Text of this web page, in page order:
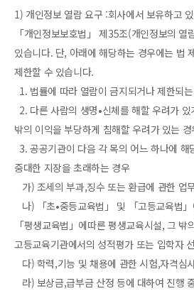
1) 개인정보 열람 요구 :회사에서 보유하고
「개인정보보호법」 제35조(개인정보의
있습니다. 단, 아래에 해당하는 경우에는 법
제한할 수 있습니다.
1. 법률에 따라 열람이 금지되거나 제한되
2. 다른 사람의 생명•신체를 해할 우려가
밖의 이익을 부당하게 침해할 우려가 있는 경
3. 공공기관이 다음 각 목의 어느 하나에 해
중대한 지장을 초래하는 경우
가) 조세의 부과,징수 또는 환급에 관한 업
나) 「초•중등교육법」 및 「고등교육법
「평생교육법」에따른 평생교육시설, 그 밖
고등교육기관에서의 성적평가 또는 입학자
다) 학력,기능 및 채용에 관한 시험,자격심
라) 보상금,급부금 산정 등에 대하여 진행